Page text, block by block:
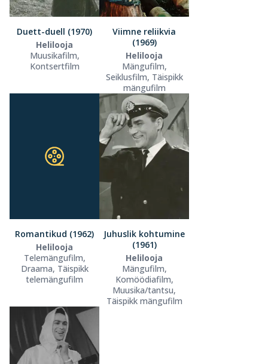
Duett-duell (1970)
Helilooja
Muusikafilm,
Kontsertfilm
Viimne reliikvia
(1969)
Helilooja
Mängufilm,
Seiklusfilm, Täispikk
mängufilm
Romantikud (1962)
Helilooja
Telemängufilm,
Draama, Täispikk
telemängufilm
Juhuslik kohtumine
(1961)
Helilooja
Mängufilm,
Komöödiafilm,
Muusika/tantsu,
Täispikk mängufilm